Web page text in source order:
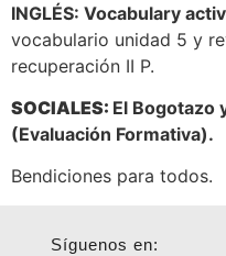
INGLÉS: Vocabulary
vocabulario unidad 5 y
recuperación II P.
SOCIALES: El Bogotazo
(Evaluación Formativa).
Bendiciones para todos.
Síguenos en: